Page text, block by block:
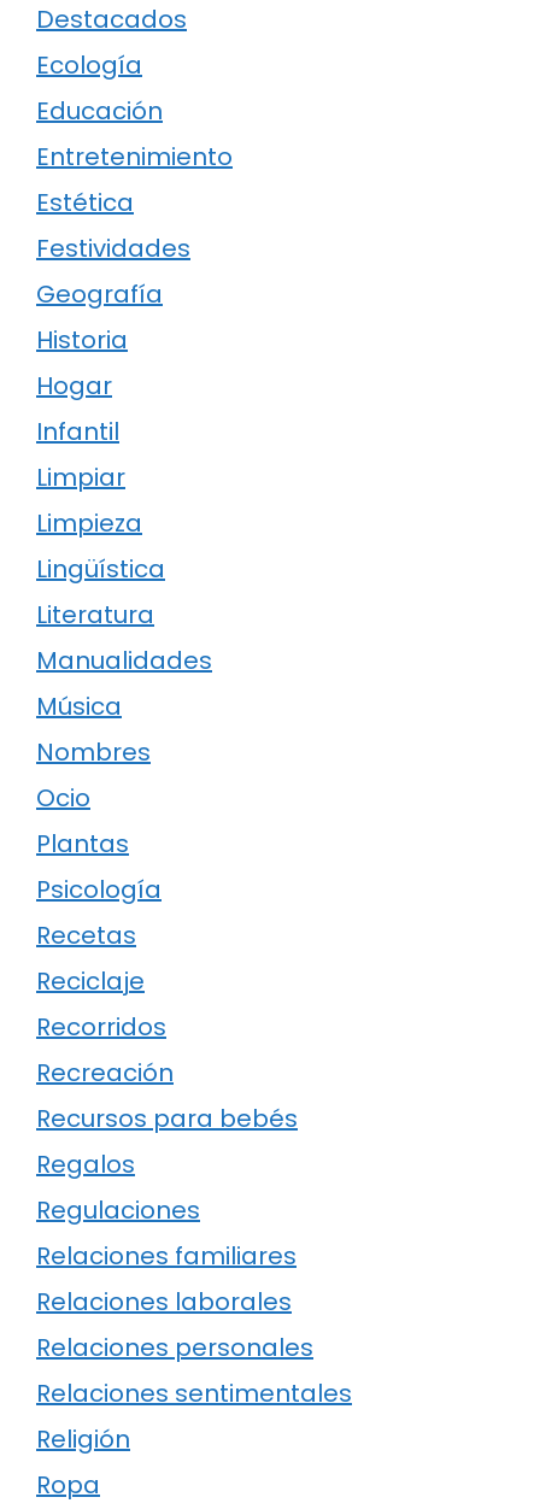
Destacados
Ecología
Educación
Entretenimiento
Estética
Festividades
Geografía
Historia
Hogar
Infantil
Limpiar
Limpieza
Lingüística
Literatura
Manualidades
Música
Nombres
Ocio
Plantas
Psicología
Recetas
Reciclaje
Recorridos
Recreación
Recursos para bebés
Regalos
Regulaciones
Relaciones familiares
Relaciones laborales
Relaciones personales
Relaciones sentimentales
Religión
Ropa